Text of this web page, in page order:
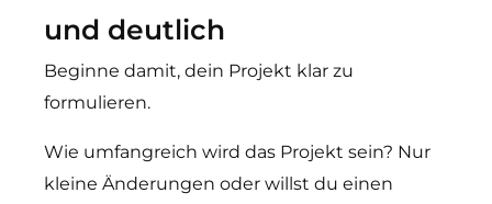
und deutlich
Beginne damit, dein Projekt klar zu
formulieren.
Wie umfangreich wird das Projekt sein? Nur
kleine Änderungen oder willst du einen